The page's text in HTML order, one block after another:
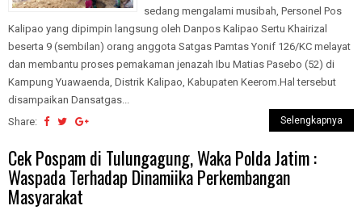
sedang mengalami musibah, Personel Pos
Kalipao yang dipimpin langsung oleh Danpos Kalipao Sertu Khairizal
beserta 9 (sembilan) orang anggota Satgas Pamtas Yonif 126/KC melayat
dan membantu proses pemakaman jenazah Ibu Matias Pasebo (52) di
Kampung Yuawaenda, Distrik Kalipao, Kabupaten Keerom.Hal tersebut
disampaikan Dansatgas...
Share:
Selengkapnya
Cek Pospam di Tulungagung, Waka Polda Jatim :
Waspada Terhadap Dinamiika Perkembangan
Masyarakat